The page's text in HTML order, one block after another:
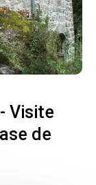
Visite
de